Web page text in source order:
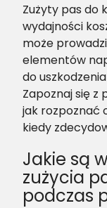
Zużyty pas do
wydajności
może
elementów
do
Zapoznaj się z
jak rozpoznać
kiedy
Jakie są
zużycia
podczas